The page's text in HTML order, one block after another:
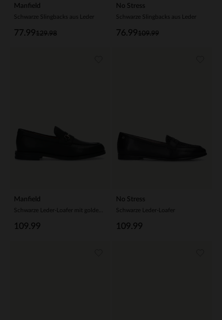
Manfield
Schwarze Slingbacks aus Leder
129.98
77.99
No Stress
Schwarze Slingbacks aus Leder
109.99
76.99
Manfield
109.99
No Stress
Schwarze Leder-Loafer
109.99